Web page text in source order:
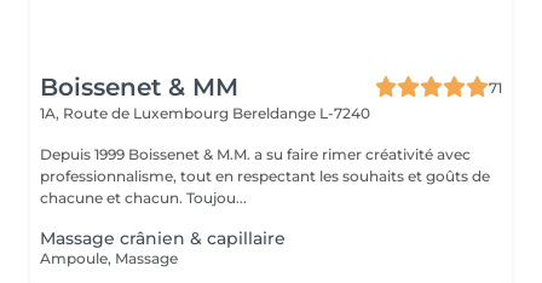
Boissenet & MM
71
1A, Route de Luxembourg Bereldange L-7240
Depuis 1999 Boissenet & M.M. a su faire rimer créativité avec
professionnalisme, tout en respectant les souhaits et goûts de
chacune et chacun. Toujou...
Massage crânien & capillaire
Ampoule, Massage